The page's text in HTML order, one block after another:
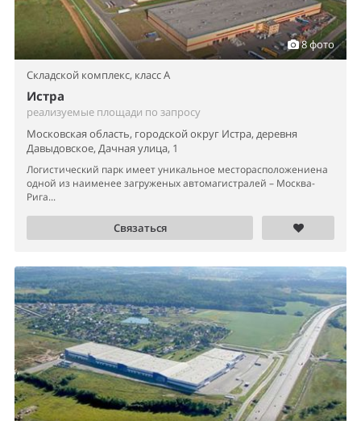
8 фото
Складской комплекс, класс A
Истра
реализуемые площади по запросу
Московская область, городской округ Истра, деревня
Давыдовское, Дачная улица, 1
Логистический парк имеет уникальное месторасположениена
одной из наименее загруженых автомагистралей – Москва-
Рига...
Связаться